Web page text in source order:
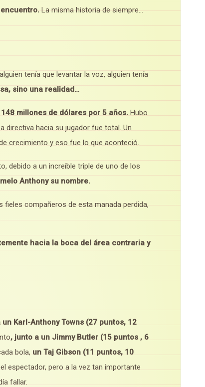
La misma historia de siempre…
alguien tenía que levantar la voz, alguien tenía
sino una realidad…
millones de dólares por 5 años. Hubo
directiva hacia su jugador fue total. Un
crecimiento y eso fue lo que aconteció.
debido a un increíble triple de uno de los
Anthony su nombre.
fieles compañeros de esta manada perdida,
hacia la boca del área contraria y
un Karl-Anthony Towns (27 puntos, 12
, junto a un Jimmy Butler (15 puntos , 6
bola, un Taj Gibson (11 puntos, 10
espectador, pero a la vez tan importante
fallar.